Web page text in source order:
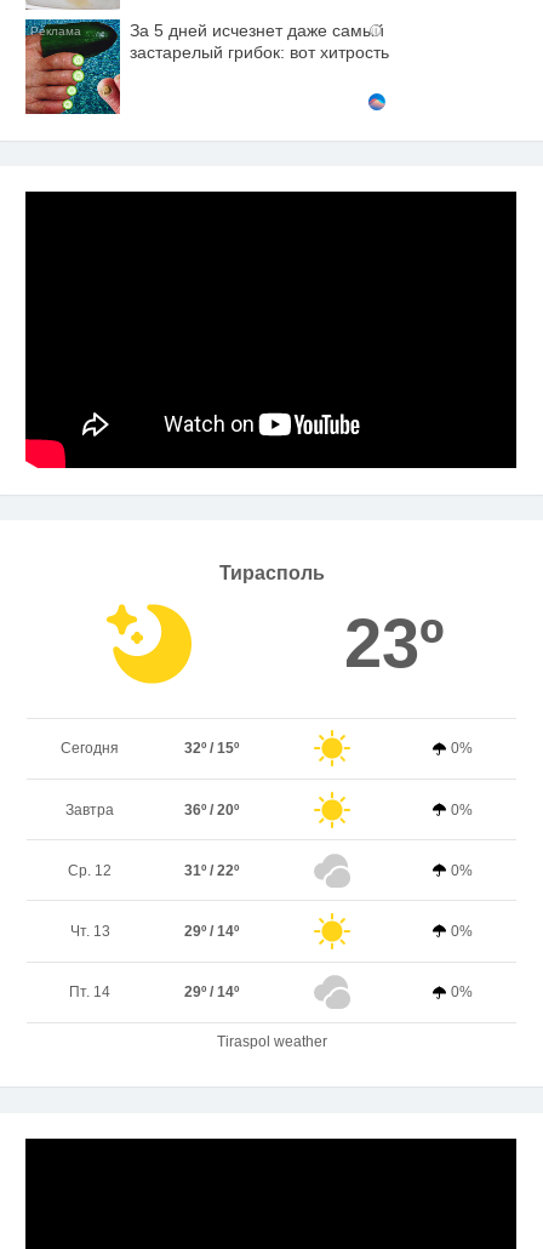
i
За 5 дней исчезнет даже самый
застарелый грибок: вот хитрость
Тирасполь
23º
Сегодня 32º / 15º 0%
Завтра 36º / 20º 0%
Ср. 12 31º / 22º 0%
Чт. 13 29º / 14º 0%
Пт. 14 29º / 14º 0%
Tiraspol weather